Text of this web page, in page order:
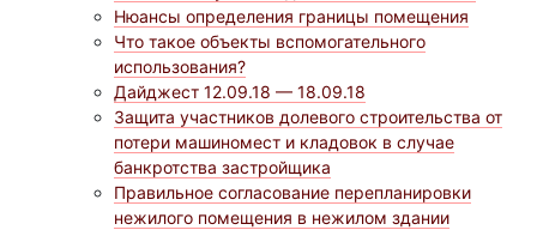
Нюансы определения границы помещения
Что такое объекты вспомогательного
использования?
Дайджест 12.09.18 — 18.09.18
Защита участников долевого строительства от
потери машиномест и кладовок в случае
банкротства застройщика
Правильное согласование перепланировки
нежилого помещения в нежилом здании